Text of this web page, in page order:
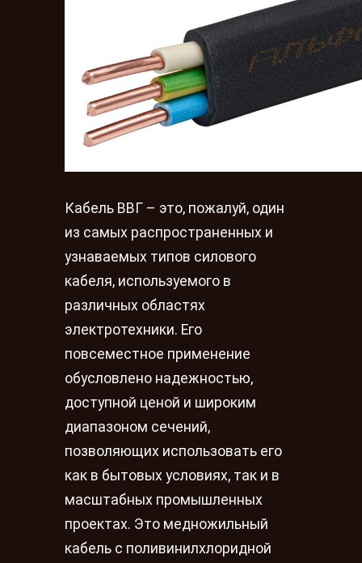
Кабель ВВГ – это, пожалуй, один
из самых распространенных и
узнаваемых типов силового
кабеля, используемого в
различных областях
электротехники. Его
повсеместное применение
обусловлено надежностью,
доступной ценой и широким
диапазоном сечений,
позволяющих использовать его
как в бытовых условиях, так и в
масштабных промышленных
проектах. Это медножильный
кабель с поливинилхлоридной